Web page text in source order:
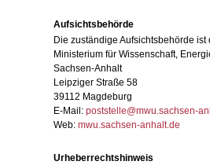
Aufsichtsbehörde
Die zuständige Aufsichtsbehörde ist
Ministerium für Wissenschaft,
Sachsen-Anhalt
Leipziger Straße 58
39112 Magdeburg
E-Mail: poststelle@mwu.sachsen-
Web: mwu.sachsen-anhalt.de
Urheberrechtshinweis